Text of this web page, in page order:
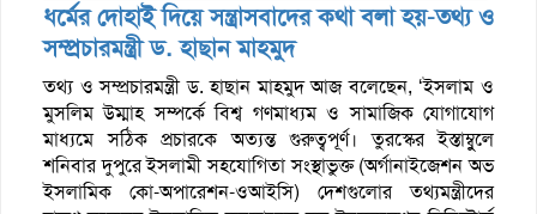
ধর্মের দোহাই দিয়ে সন্ত্রাসবাদের কথা বলা হয়-তথ্য ও
সম্প্রচারমন্ত্রী ড. হাছান মাহমুদ
তথ্য ও সম্প্রচারমন্ত্রী ড. হাছান মাহমুদ আজ বলেছেন, ‘ইসলাম ও
মুসলিম উম্মাহ সম্পর্কে বিশ্ব গণমাধ্যম ও সামাজিক যোগাযোগ
মাধ্যমে সঠিক প্রচারকে অত্যন্ত গুরুত্বপূর্ণ। তুরস্কের ইস্তাম্বুুলে
শনিবার দুপুরে ইসলামী সহযোগিতা সংস্থাভুক্ত (অর্গানাইজেশন অভ
ইসলামিক কো-অপারেশন-ওআইসি) দেশগুলোর তথ্যমন্ত্রীদের